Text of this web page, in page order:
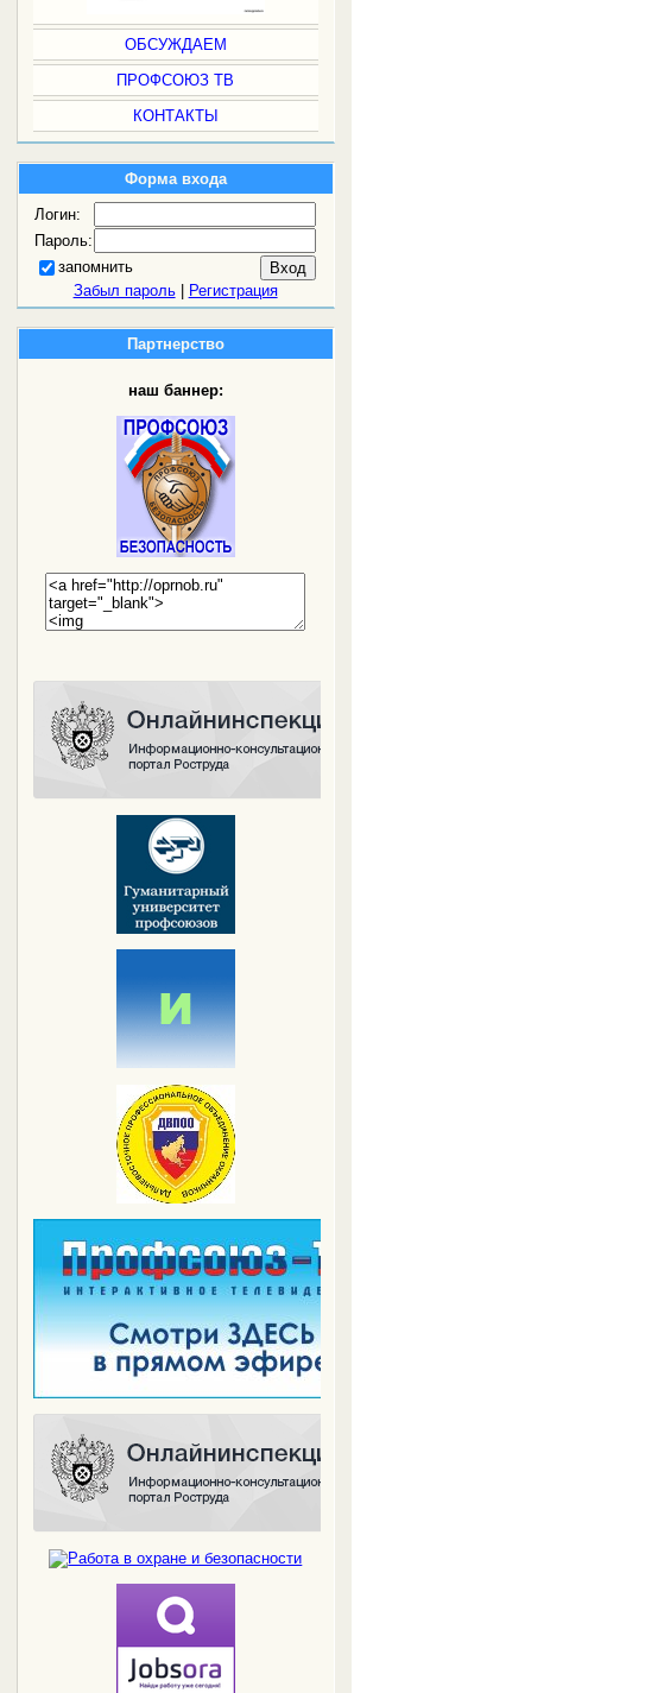
ОБСУЖДАЕМ
ПРОФСОЮЗ ТВ
КОНТАКТЫ
Форма входа
Логин:
Пароль:
запомнить
Забыл пароль| Регистрация
Партнерство
наш баннер: